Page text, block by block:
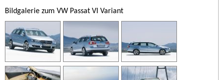
Bildgalerie zum VW Passat VI Variant